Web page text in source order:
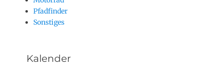
Pfadfinder
Sonstiges
Kalender